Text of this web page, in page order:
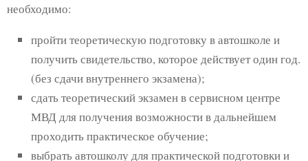
необходимо:
пройти теоретическую подготовку в автошколе и
получить свидетельство, которое действует один год.
(без сдачи внутреннего экзамена);
сдать теоретический экзамен в сервисном центре
МВД для получения возможности в дальнейшем
проходить практическое обучение;
выбрать автошколу для практической подготовки и